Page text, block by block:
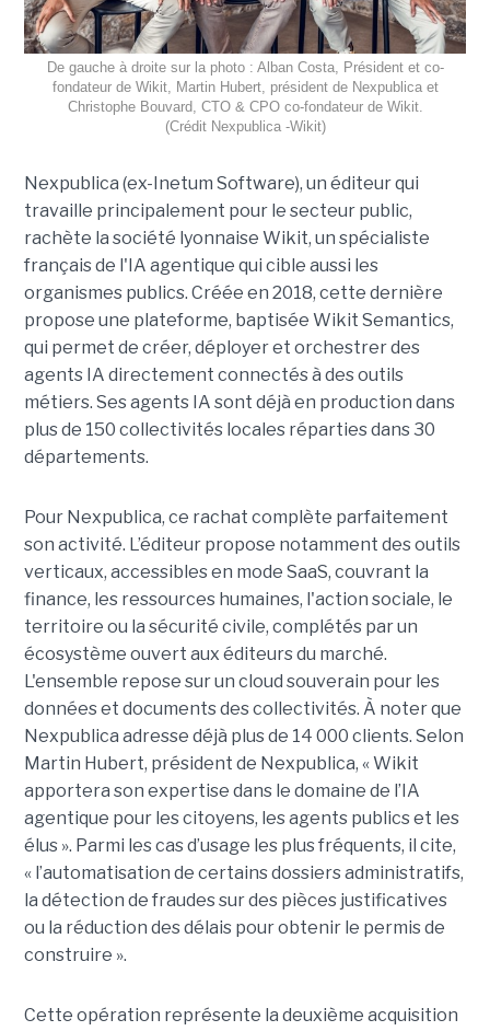
De gauche à droite sur la photo : Alban Costa, Président et co-
fondateur de Wikit, Martin Hubert, président de Nexpublica et
Christophe Bouvard, CTO & CPO co-fondateur de Wikit.
(Crédit Nexpublica -Wikit)
Nexpublica (ex-Inetum Software), un éditeur qui
travaille principalement pour le secteur public,
rachète la société lyonnaise Wikit, un spécialiste
français de l'IA agentique qui cible aussi les
organismes publics. Créée en 2018, cette dernière
propose une plateforme, baptisée Wikit Semantics,
qui permet de créer, déployer et orchestrer des
agents IA directement connectés à des outils
métiers. Ses agents IA sont déjà en production dans
plus de 150 collectivités locales réparties dans 30
départements.
Pour Nexpublica, ce rachat complète parfaitement
son activité. L’éditeur propose notamment des outils
verticaux, accessibles en mode SaaS, couvrant la
finance, les ressources humaines, l'action sociale, le
territoire ou la sécurité civile, complétés par un
écosystème ouvert aux éditeurs du marché.
L'ensemble repose sur un cloud souverain pour les
données et documents des collectivités. À noter que
Nexpublica adresse déjà plus de 14 000 clients. Selon
Martin Hubert, président de Nexpublica, « Wikit
apportera son expertise dans le domaine de l’IA
agentique pour les citoyens, les agents publics et les
élus ». Parmi les cas d’usage les plus fréquents, il cite,
« l’automatisation de certains dossiers administratifs,
la détection de fraudes sur des pièces justificatives
ou la réduction des délais pour obtenir le permis de
construire ».
Cette opération représente la deuxième acquisition